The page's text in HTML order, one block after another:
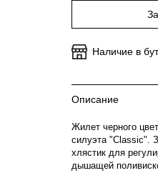
Наличие в
Описание
Жилет черного
силуэта "Classic".
хлястик для
дышащей